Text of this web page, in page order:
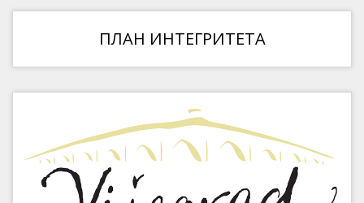
ПЛАН ИНТЕГРИТЕТА